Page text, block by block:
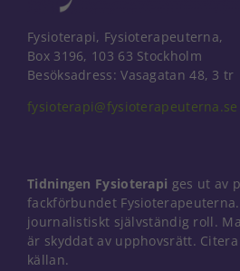
Fysioterapi, Fysioterapeuterna,
Box 3196, 103 63 Stockholm
Besöksadress: Vasagatan 48, 3 tr
fysioterapi@fysioterapeuterna.se
Tidningen Fysioterapi ges ut av
fackförbundet
journalistiskt självständig roll.
är skyddat av upphovsrätt.
källan.